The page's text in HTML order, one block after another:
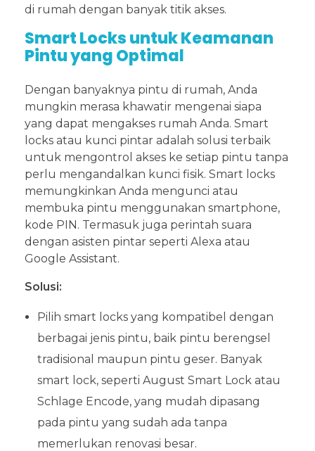
di rumah dengan banyak titik akses.
Smart Locks untuk Keamanan
Pintu yang Optimal
Dengan banyaknya pintu di rumah, Anda
mungkin merasa khawatir mengenai siapa
yang dapat mengakses rumah Anda. Smart
locks atau kunci pintar adalah solusi terbaik
untuk mengontrol akses ke setiap pintu tanpa
perlu mengandalkan kunci fisik. Smart locks
memungkinkan Anda mengunci atau
membuka pintu menggunakan smartphone,
kode PIN. Termasuk juga perintah suara
dengan asisten pintar seperti Alexa atau
Google Assistant.
Solusi:
Pilih smart locks yang kompatibel dengan
berbagai jenis pintu, baik pintu berengsel
tradisional maupun pintu geser. Banyak
smart lock, seperti August Smart Lock atau
Schlage Encode, yang mudah dipasang
pada pintu yang sudah ada tanpa
memerlukan renovasi besar.